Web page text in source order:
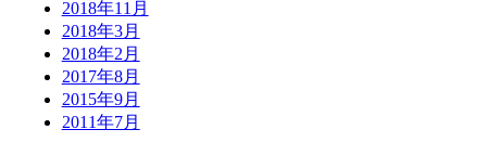
2018年11月
2018年3月
2018年2月
2017年8月
2015年9月
2011年7月